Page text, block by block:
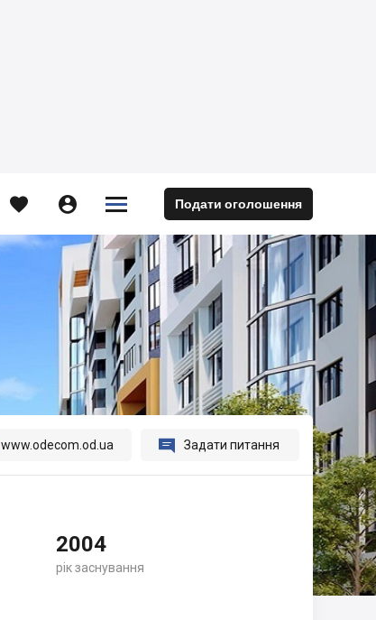
  

 Подати оголошення
www.odecom.od.ua  Задати питання
2004
рік заснування